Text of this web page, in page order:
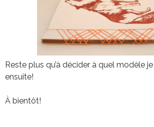
Reste plus qu’à décider à quel modèle
ensuite!
À bientôt!